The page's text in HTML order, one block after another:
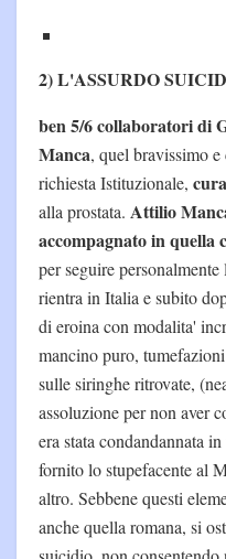
2) L'ASSURDO
ben 5/6 collaboratori di
Manca, quel bravissimo
richiesta Istituzionale,
alla prostata. Attilio
accompagnato in quella
per seguire
rientra in Italia e subito
di eroina con modalita'
mancino puro,
sulle siringhe ritrovate,
assoluzione per non aver
era stata condandannata
fornito lo stupefacente al
altro. Sebbene questi
anche quella romana, si